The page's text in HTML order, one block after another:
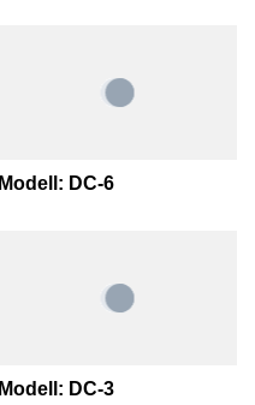
Modell: DC-6
Modell: DC-3